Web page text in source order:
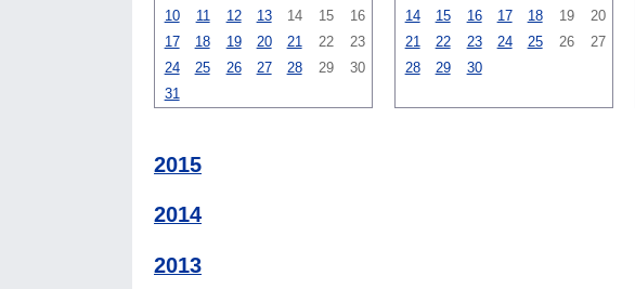
10
11 12 13 14 15
16
17
18 19 20 21 22
23
24
25 26 27 28 29
30
31
14
15 16 17 18 19
20
21
22 23 24 25 26
27
28
29 30
2015
2014
2013